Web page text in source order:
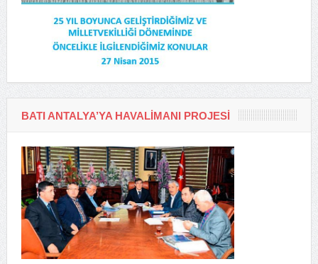
BATI ANTALYA’YA HAVALIMANI PROJESI